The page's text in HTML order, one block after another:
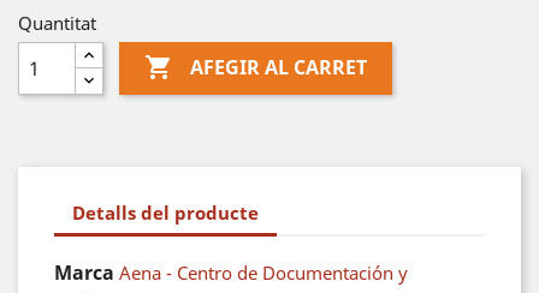
Quantitat
 AFEGIR AL CARRET
Detalls del producte
Marca Aena - Centro de Documentación y